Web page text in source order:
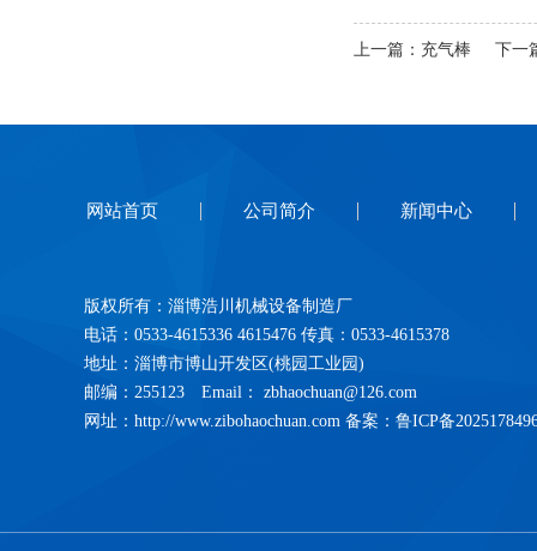
上一篇： 充气棒 下一
网站首页 公司简介 新闻中心
版权所有：淄博浩川机械设备制造厂
电话：0533-4615336 4615476 传真：0533-4615378
地址：淄博市博山开发区(桃园工业园)
邮编：255123 Email： zbhaochuan@126.com
网址：http://www.zibohaochuan.com 备案： 鲁ICP备